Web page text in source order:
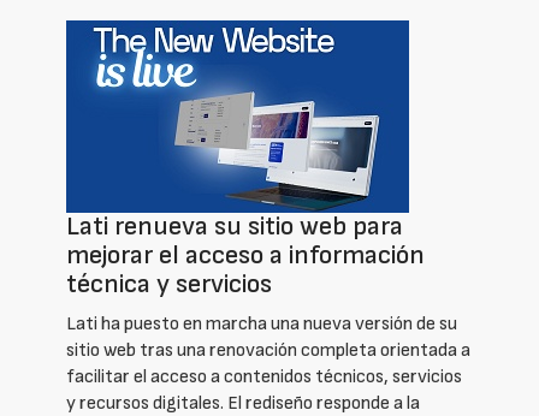
Lati renueva su sitio web para
mejorar el acceso a información
técnica y servicios
Lati ha puesto en marcha una nueva versión de su
sitio web tras una renovación completa orientada a
facilitar el acceso a contenidos técnicos, servicios
y recursos digitales. El rediseño responde a la